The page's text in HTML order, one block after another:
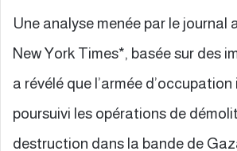
Une analyse menée par le journal
New York Times*, basée sur des
a révélé que l’armée
poursuivi les opérations de
destruction dans la bande de